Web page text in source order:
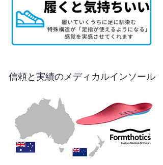
信頼と実績のメディカルインソール